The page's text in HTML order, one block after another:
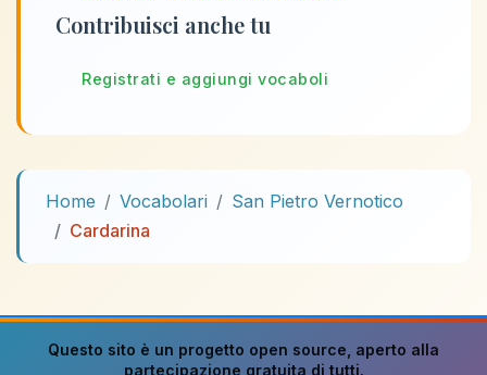
Contribuisci anche tu
Registrati e aggiungi vocaboli
Home Vocabolari
San Pietro Vernotico
Cardarina
Questo sito è un progetto open source , aperto alla
partecipazione gratuita di tutti.